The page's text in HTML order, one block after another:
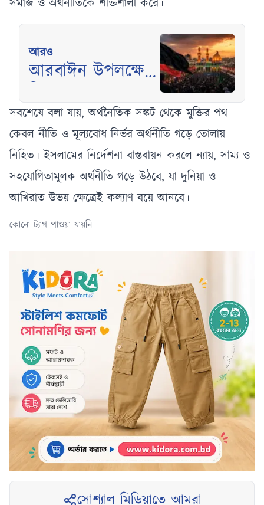
সমাজ ও অর্থনীতিকে শক্তিশালী করে।
আরও
আরবাঈন উপলক্ষে
শোকানুষ্ঠানের প্রস্তুতি
জোরদার
সবশেষে বলা যায়, অর্থনৈতিক সঙ্কট থেকে মুক্তির পথ
কেবল নীতি ও মূল্যবোধ নির্ভর অর্থনীতি গড়ে তোলায়
নিহিত। ইসলামের নির্দেশনা বাস্তবায়ন করলে ন্যায়, সাম্য ও
সহযোগিতামূলক অর্থনীতি গড়ে উঠবে, যা দুনিয়া ও
আখিরাত উভয় ক্ষেত্রেই কল্যাণ বয়ে আনবে।
কোনো ট্যাগ পাওয়া যায়নি
সোশ্যাল মিডিয়াতে আমরা